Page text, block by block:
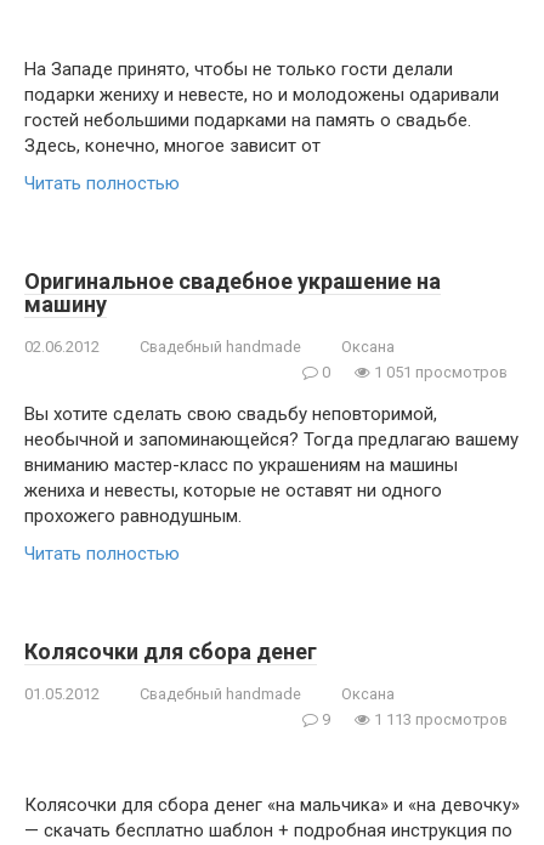
На Западе принято, чтобы не только гости делали
подарки жениху и невесте, но и молодожены одаривали
гостей небольшими подарками на память о свадьбе.
Здесь, конечно, многое зависит от
Читать полностью
Оригинальное свадебное украшение на
машину
02.06.2012 Свадебный handmade
Оксана
0
1 051 просмотров
Вы хотите сделать свою свадьбу неповторимой,
необычной и запоминающейся? Тогда предлагаю вашему
вниманию мастер-класс по украшениям на машины
жениха и невесты, которые не оставят ни одного
прохожего равнодушным.
Читать полностью
Колясочки для сбора денег
01.05.2012 Свадебный handmade
Оксана
9
1 113 просмотров
Колясочки для сбора денег «на мальчика» и «на девочку»
— скачать бесплатно шаблон + подробная инструкция по